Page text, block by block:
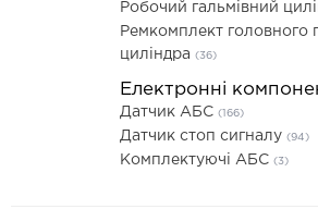
Робочий гальмівний
Ремкомплект головного
циліндра (36)
Електронні
Датчик АБС (166)
Датчик стоп сигналу (94)
Комплектуючі АБС (3)